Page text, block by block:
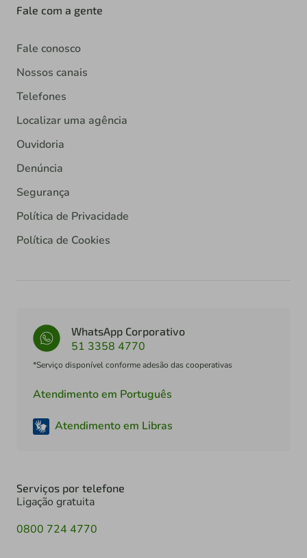
Fale com a gente
Fale conosco
Nossos canais
Telefones
Localizar uma agência
Ouvidoria
Denúncia
Segurança
Política de Privacidade
Política de Cookies
WhatsApp Corporativo
51 3358 4770
*Serviço disponível conforme adesão das cooperativas
Atendimento em Português
Atendimento em Libras
Serviços por telefone
Ligação gratuita
0800 724 4770